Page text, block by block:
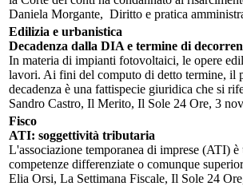
Daniela Morgante, Diritto e pratica
Edilizia e urbanistica
Decadenza dalla DIA e termine di
In materia di impianti fotovoltaici, le opere
lavori. Ai fini del computo di detto termine, il
decadenza è una fattispecie giuridica che si
Sandro Castro, Il Merito, Il Sole 24 Ore, 3
Fisco
ATI: soggettività tributaria
L'associazione temporanea di imprese (ATI)
competenze differenziate o comunque
Elia Orsi, La Settimana Fiscale, Il Sole 24